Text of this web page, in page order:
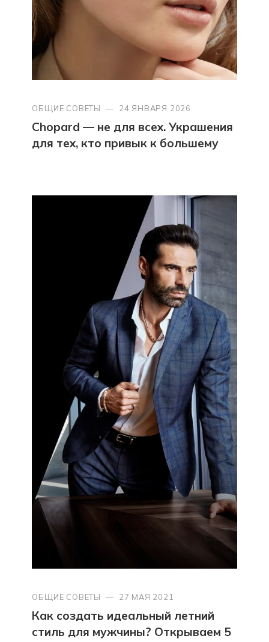
ОБЩИЕ СОВЕТЫ — 24 ЯНВАРЯ 2026
Chopard — не для всех. Украшения
для тех, кто привык к большему
ОБЩИЕ СОВЕТЫ — 27 МАЯ 2021
Как создать идеальный летний
стиль для мужчины? Открываем 5